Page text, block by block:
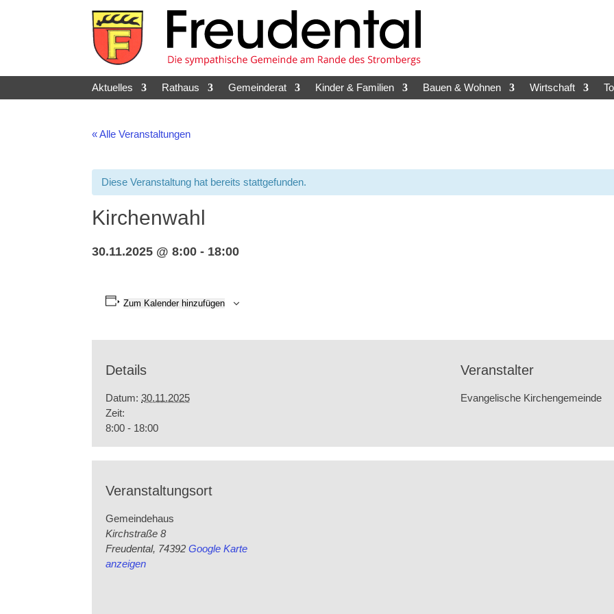
Aktuelles Rathaus Gemeinderat Kinder & Familien Bauen & Wohnen Wirtschaft
« Alle Veranstaltungen
Diese Veranstaltung hat bereits stattgefunden.
Kirchenwahl
30.11.2025 @ 8:00 - 18:00
Zum Kalender hinzufügen
Details
Datum: 30.11.2025
Zeit:
8:00 - 18:00
Veranstalter
Evangelische Kirchengemeinde
Veranstaltungsort
Gemeindehaus
Kirchstraße 8
Freudental, 74392 Google Karte
anzeigen